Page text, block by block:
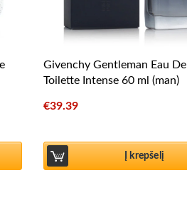
Givenchy Gentleman Eau De
Toilette Intense 60 ml (man)
€39.39
Į krepšelį